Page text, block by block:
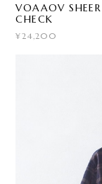
VOAAOV
CHECK
¥24,200